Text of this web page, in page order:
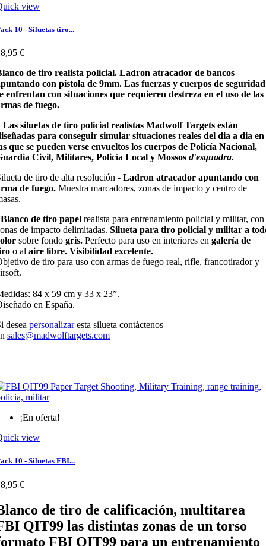
view
10 - Siluetas tiro...
€
de tiro realista policial. Ladron atracador de bancos
con pistola de 9mm. Las fuerzas y cuerpos de seguridad
enfrentan con situaciones que requieren destreza en el uso de las
de fuego.
siluetas de tiro policial realistas Madwolf Targets están
para conseguir simular situaciones reales del dia a dia en
que se pueden verse envueltos los cuerpos de Policía Nacional,
Civil, Militares, Policía Local y Mossos d'esquadra.
de tiro de alta resolución - Ladron atracador apuntando con
de fuego. Muestra marcadores, zonas de impacto y centro de
de tiro papel realista para entrenamiento policial y militar, con
de impacto delimitadas. Silueta para tiro policial y militar a
sobre fondo gris. Perfecto para uso en interiores en galería de
o al aire libre. Visibilidad excelente.
de tiro para uso con armas de fuego real, rifle, francotirador y
84 x 59 cm y 33 x 23”.
en España.
desea personalizaresta silueta contáctenos
sales@madwolftargets.com
¡En oferta!
view
10 - Siluetas FBI...
€
de tiro de calificación, multitarea
QIT99 las distintas zonas de un torso
FBI QIT99 para un entrenamiento